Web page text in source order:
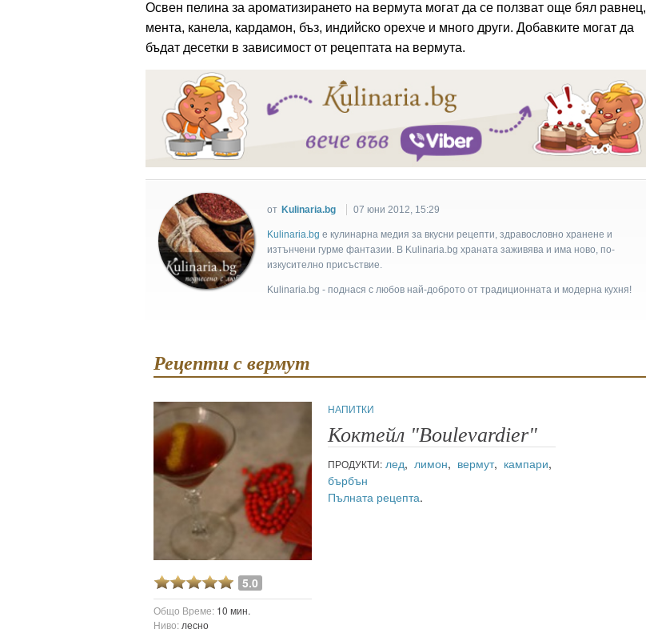
Освен пелина за ароматизирането на вермута могат да се ползват още бял равнец,
мента, канела, кардамон, бъз, индийско орехче и много други. Добавките могат да
бъдат десетки в зависимост от рецептата на вермута.
от Kulinaria.bg 07 юни 2012, 15:29
Kulinaria.bg e кулинарна медия за вкусни рецепти, здравословно хранене и
изтънчени гурме фантазии. В Kulinaria.bg храната заживява и има ново, по-
изкусително присъствие.
Kulinaria.bg - поднася с любов най-доброто от традиционната и модерна кухня!
Рецепти с вермут
5.0
Общо Време: 10 мин.
Ниво: лесно
НАПИТКИ
Коктейл "Boulevardier"
ПРОДУКТИ: лед, лимон, вермут, кампари,
бърбън
Пълната рецепта.